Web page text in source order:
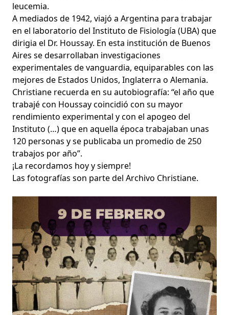
leucemia.
A mediados de 1942, viajó a Argentina para trabajar
en el laboratorio del Instituto de Fisiología (UBA) que
dirigia el Dr. Houssay. En esta institución de Buenos
Aires se desarrollaban investigaciones
experimentales de vanguardia, equiparables con las
mejores de Estados Unidos, Inglaterra o Alemania.
Christiane recuerda en su autobiografía: “el año que
trabajé con Houssay coincidió con su mayor
rendimiento experimental y con el apogeo del
Instituto (…) que en aquella época trabajaban unas
120 personas y se publicaba un promedio de 250
trabajos por año”.
¡La recordamos hoy y siempre!
Las fotografías son parte del Archivo Christiane.